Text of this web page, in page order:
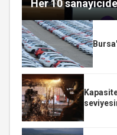
Her 10